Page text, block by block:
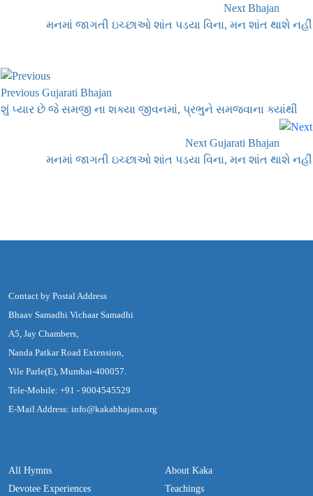
Next Bhajan
મનમાં જાગતી ઇચ્છાઓ શાંત પડયા વિના, મન શાંત થાશે નહીં
Previous Gujarati Bhajan
શું પ્યાર છે જે સમજી ના શક્યા જીવનમાં, પ્રભુને સમજવાના ક્યાંથી
Next Gujarati Bhajan
મનમાં જાગતી ઇચ્છાઓ શાંત પડયા વિના, મન શાંત થાશે નહીં
Contact by Postal Address
Bhaav Samadhi Vichaar Samadhi
A5, Jay Chambers,
Nanda Patkar Road Extension,
Vile Parle(E), Mumbai-400057.
Tele-Mobile: +91 - 9004545529
E-Mail Address: info@kakabhajans.org
All Hymns
Devotee Experiences
About Kaka
Teachings